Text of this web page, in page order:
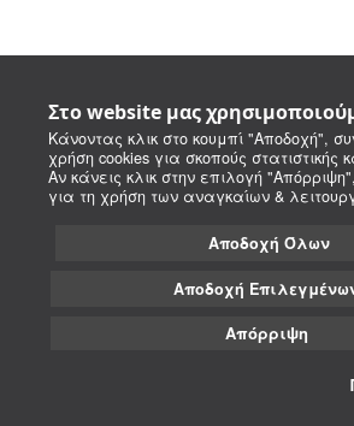
Στο website μας
Κάνοντας κλικ στο κουμπί "Αποδοχή",
χρήση cookies για σκοπούς στατιστικής
Αν κάνεις κλικ στην επιλογή
για τη χρήση των αναγκαίων &
Αποδοχή Όλων
Αποδοχή
Απόρριψη